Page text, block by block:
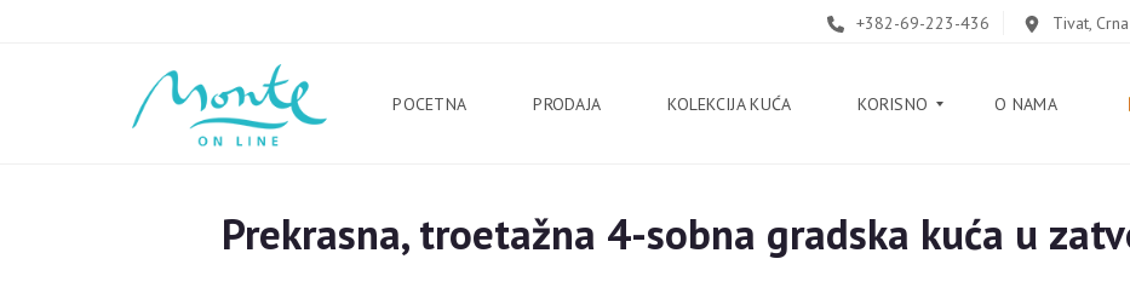
+382-69-223-436 Tivat,
POCETNA PRODAJA KOLEKCIJA KUĆA KORISNO
B
O NAMA
Prekrasna, troetažna 4-sobna gradska kuća u